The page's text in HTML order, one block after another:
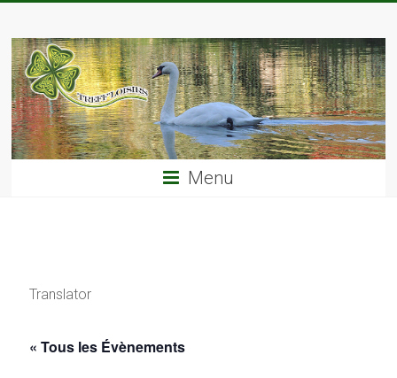
content
TREFF'LOISIRS
Menu
Translator
« Tous les Évènements